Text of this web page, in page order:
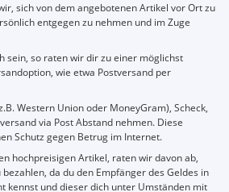
sich von dem angebotenen Artikel vor Ort zu
entgegen zu nehmen und im Zuge
sein, so raten wir dir zu einer möglichst
wie etwa Postversand per
Western Union oder MoneyGram), Scheck,
via Post Abstand nehmen. Diese
Schutz gegen Betrug im Internet.
hochpreisigen Artikel, raten wir davon ab,
da du den Empfänger des Geldes in
kennst und dieser dich unter Umständen mit